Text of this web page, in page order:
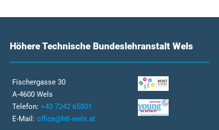
Höhere Technische Bundeslehranstalt Wels
Fischergasse 30
A-4600 Wels
Telefon: +43 7242 65801
E-Mail: office@htl-wels.at